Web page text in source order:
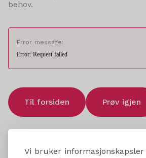
Vi bruker
behov.
Error message:
Error: Request failed
Til forsiden Prøv igjen